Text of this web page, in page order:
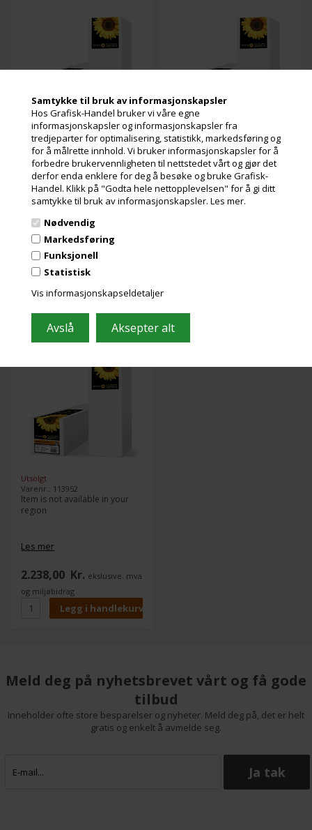
Samtykke til bruk av informasjonskapsler
Hos Grafisk-Handel bruker vi våre egne
informasjonskapsler og informasjonskapsler fra
tredjeparter for optimalisering, statistikk, markedsføring og
for å målrette innhold. Vi bruker informasjonskapsler for å
forbedre brukervennligheten til nettstedet vårt og gjør det
derfor enda enklere for deg å besøke og bruke Grafisk-
Handel. Klikk på "Godta hele nettopplevelsen" for å gi ditt
samtykke til bruk av informasjonskapsler. Les mer.
Nødvendig
Markedsføring
Funksjonell
Statistisk
Vis informasjonskapseldetaljer
4 stk. på lager
Varenr.: 113950
Item is not available in your
region
Les mer
1.223,00Kr.ekslusive. mva
og miljøbidrag
Utsolgt
Varenr.: 113951
Item is not available in your
region
Les mer
Item is not available in
your region
Utsolgt
Varenr.: 113952
Item is not available in your
region
Les mer
2.238,00 Kr. ekslusive. mva
og miljøbidrag
Meld deg på nyhetsbrevet vårt og få gode
tilbud
Inneholder ofte store besparelser og nyheter. Meld deg på, det er helt
gratis og enkelt å avmelde seg.